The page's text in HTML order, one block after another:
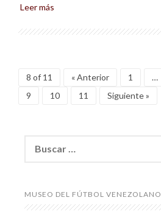
Leer más
8 of 11 « Anterior 1 …
9
10 11 Siguiente »
MUSEO DEL FÚTBOL VENEZOLANO